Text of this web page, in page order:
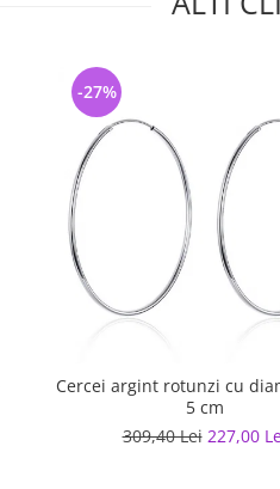
Cercei argint rotunzi cu
5 cm
309,40 Lei 227,00
-27%